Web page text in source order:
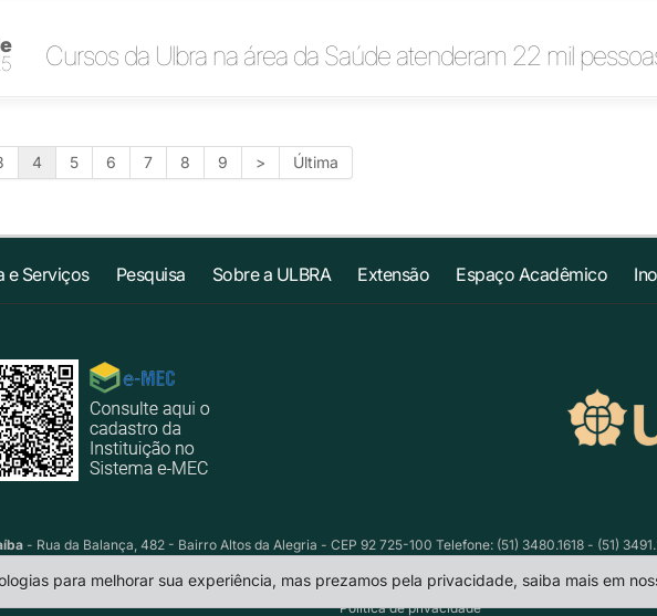
Cursos da Ulbra na área da Saúde atenderam 22 mil
4 5 6 7 8 9 > Última
e Serviços Pesquisa Sobre a ULBRA Extensão Espaço Acadêmico
- Rua da Balança, 482 - Bairro Altos da Alegria - CEP 92 725-100 Telefone: (51) 3480.1618 - (51)
Política de privacidade
para melhorar sua experiência, mas prezamos pela privacidade, saiba mais em